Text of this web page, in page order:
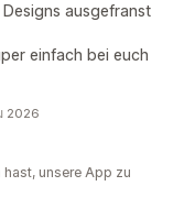
ausgefranst
einfach bei euch
2026
unsere App zu